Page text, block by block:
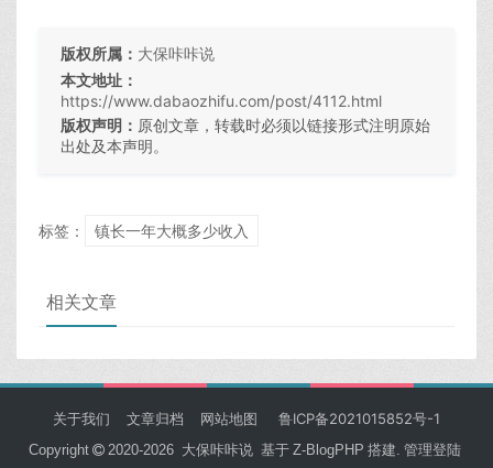
版权所属： 大保咔咔说
本文地址：
https://www.dabaozhifu.com/post/4112.html
版权声明： 原创文章，转载时必须以链接形式注明原始
出处及本声明。
标签： 镇长一年大概多少收入
相关文章
关于我们 文章归档 网站地图 鲁ICP备2021015852号-1
Copyright 2020-2026 大保咔咔说 基于 Z-BlogPHP 搭建. 管理登陆